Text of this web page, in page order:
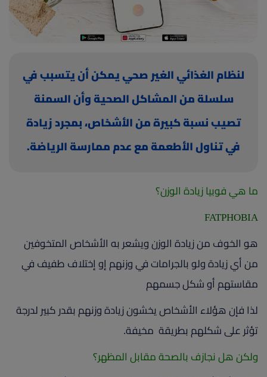
لنظام الغذائي الغير صحي يمكن أن يتسبب في
سلسلة من المشاكل الصحية وأن السمنة
تصيب نسبة كبيرة من الأشخاص، بمجرد زيادة
في تناول الأطعمة مع عدم ممارسة الرياضة.
ما هي فوبيا زيادة الوزن؟
FATPHOBIA
هو الخوف من زيادة الوزن ويشعر به الأشخاص المتخوفين
من أي زيادة ولو بالجرامات في وزنهم إو إختلاف طفيف في
مقاستهم أو شكل جسمهم
لذا فإن هؤلاء الأشخاص يخشون زيادة وزنهم بقدر كبير لدرجة
تؤثر على شكلهم بطريقة مخيفة.
ولكن هل نجازف بالصحة مقابل المظهر؟